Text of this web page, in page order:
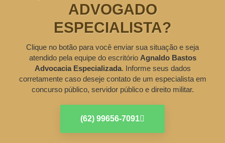
ADVOGADO
ESPECIALISTA?
Clique no botão para você enviar sua situação e seja
atendido pela equipe do escritório Agnaldo Bastos
Advocacia Especializada. Informe seus dados
corretamente caso deseje contato de um especialista em
concurso público, servidor público e direito militar.
(62) 99656-7091